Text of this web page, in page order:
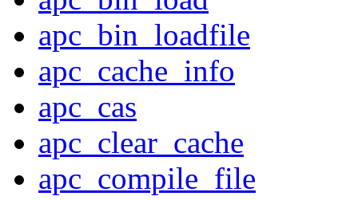
apc_bin_loadfile
apc_cache_info
apc_cas
apc_clear_cache
apc_compile_file